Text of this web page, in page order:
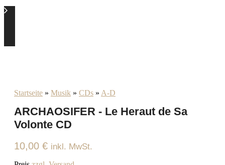
Startseite » Musik » CDs » A-D
ARCHAOSIFER - Le Heraut de Sa
Volonte CD
10,00 € inkl. MwSt.